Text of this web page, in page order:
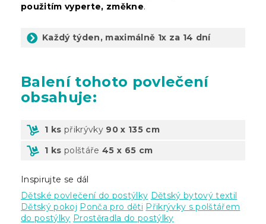
použitím vyperte, změkne.
Každý týden, maximálně 1x za 14 dní
Balenítohoto povlečení
obsahuje:
1 ks přikrývky 90 x 135 cm
1 ks polštáře45 x 65 cm
Inspirujte se dál
Dětské povlečení do postýlky Dětský bytový textil
Dětský pokoj Ponča pro děti Přikrývky s polštářem
do postýlky Prostěradla do postýlky